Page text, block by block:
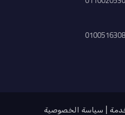
سياسة الخصوصية